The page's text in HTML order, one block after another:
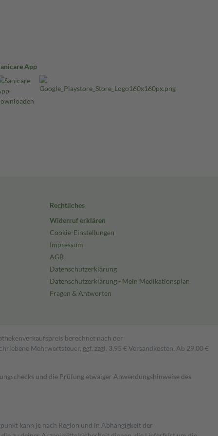
App
Rechtliches
Widerruf erklären
Cookie-Einstellungen
Impressum
AGB
Datenschutzerklärung
Datenschutzerklärung - Mein Medikationsplan
Fragen & Antworten
berechnet nach der
Mehrwertsteuer, ggf. zzgl. 3,95 € Versandkosten. Ab 29,00 €
und die Prüfung etwaiger Anwendungshinweise des
kann je nach Region und in Abhängigkeit der